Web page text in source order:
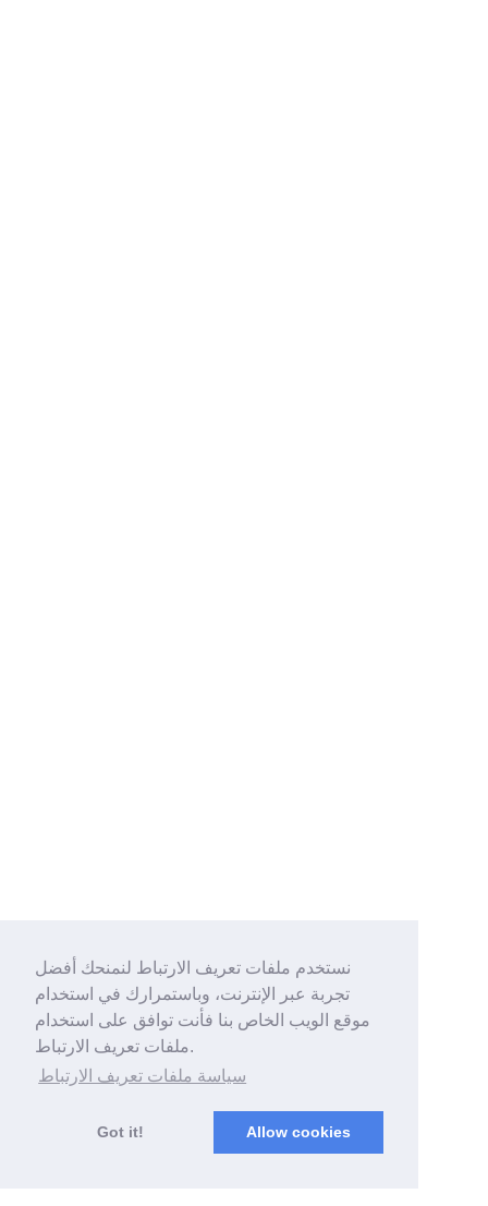
نستخدم ملفات تعريف الارتباط لنمنحك أفضل
تجربة عبر الإنترنت، وباستمرارك في استخدام
موقع الويب الخاص بنا فأنت توافق على استخدام
ملفات تعريف الارتباط.
سياسة ملفات تعريف الارتباط
Got it! Allow cookies